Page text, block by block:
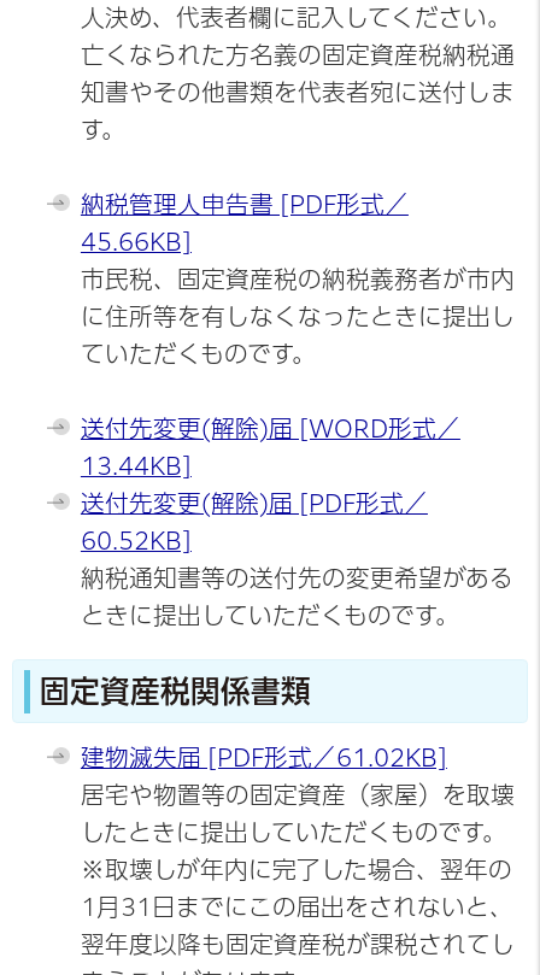
人決め、代表者欄に記入してください。
亡くなられた方名義の固定資産税納税通
知書やその他書類を代表者宛に送付しま
す。
納税管理人申告書 [PDF形式／
45.66KB]
市民税、固定資産税の納税義務者が市内
に住所等を有しなくなったときに提出し
ていただくものです。
送付先変更(解除)届 [WORD形式／
13.44KB]
送付先変更(解除)届 [PDF形式／
60.52KB]
納税通知書等の送付先の変更希望がある
ときに提出していただくものです。
固定資産税関係書類
建物滅失届 [PDF形式／61.02KB]
居宅や物置等の固定資産（家屋）を取壊
したときに提出していただくものです。
※取壊しが年内に完了した場合、翌年の
1月31日までにこの届出をされないと、
翌年度以降も固定資産税が課税されてし